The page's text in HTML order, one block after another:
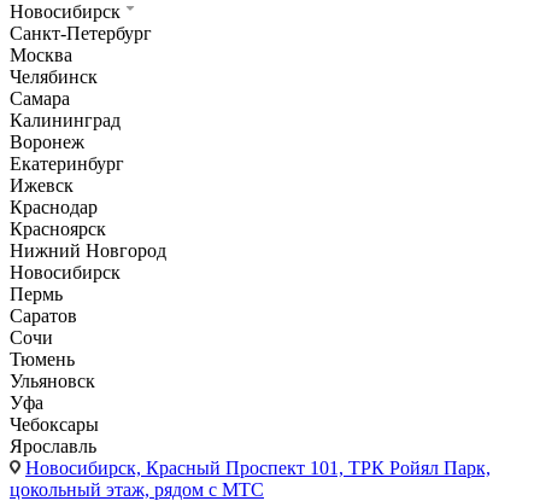
Новосибирск
Санкт-Петербург
Москва
Челябинск
Самара
Калининград
Воронеж
Екатеринбург
Ижевск
Краснодар
Красноярск
Нижний Новгород
Новосибирск
Пермь
Саратов
Сочи
Тюмень
Ульяновск
Уфа
Чебоксары
Ярославль
Новосибирск, Красный Проспект 101, ТРК Ройял Парк,
цокольный этаж, рядом с МТС